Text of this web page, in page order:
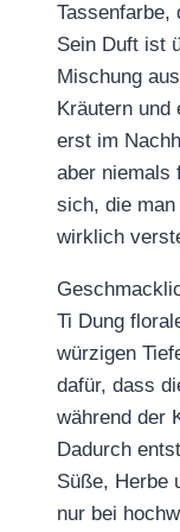
Tassenfarbe,
Sein Duft ist
Mischung
Kräutern
erst im
aber niemals
sich, die
wirklich
Ti Dung
würzigen
dafür, dass
während der
Dadurch
Süße, Herbe
nur bei